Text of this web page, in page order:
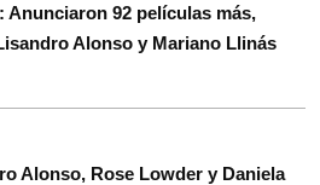
Anunciaron 92 películas más,
Alonso y Mariano Llinás
Alonso, Rose Lowder y Daniela